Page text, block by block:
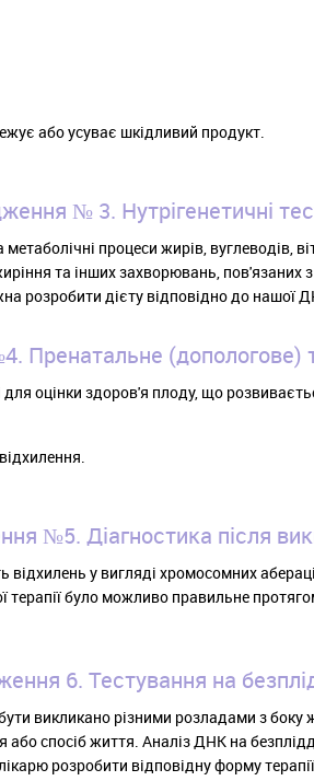
або усуває шкідливий продукт.
№ 3. Нутрігенетичні
процеси жирів, вуглеводів,
та інших захворювань,
розробити дієту відповідно до нашої
Пренатальне (допологове)
для оцінки здоров'я плоду, що
№5. Діагностика після
у вигляді хромосомних
було можливо правильне
6. Тестування на
викликано різними розладами з боку
спосіб життя. Аналіз ДНК на
розробити відповідну форму